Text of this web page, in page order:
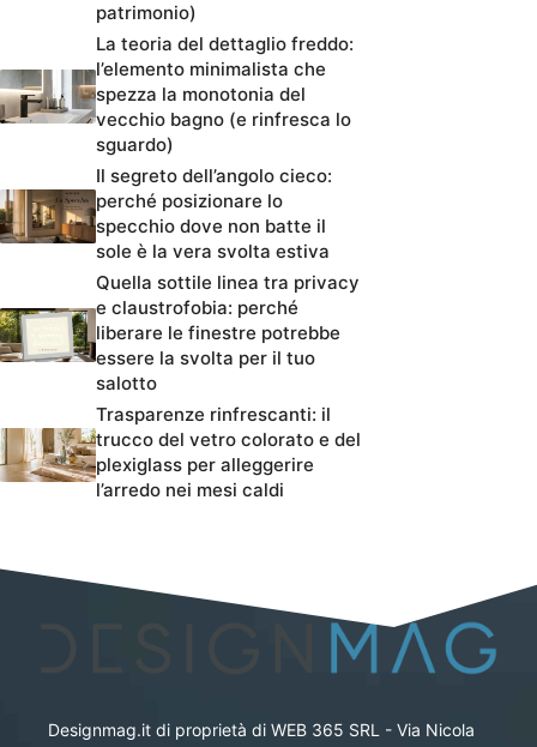
patrimonio)
La teoria del dettaglio freddo:
l’elemento minimalista che
spezza la monotonia del
vecchio bagno (e rinfresca lo
sguardo)
Il segreto dell’angolo cieco:
perché posizionare lo
specchio dove non batte il
sole è la vera svolta estiva
Quella sottile linea tra privacy
e claustrofobia: perché
liberare le finestre potrebbe
essere la svolta per il tuo
salotto
Trasparenze rinfrescanti: il
trucco del vetro colorato e del
plexiglass per alleggerire
l’arredo nei mesi caldi
Designmag.it di proprietà di WEB 365 SRL - Via Nicola